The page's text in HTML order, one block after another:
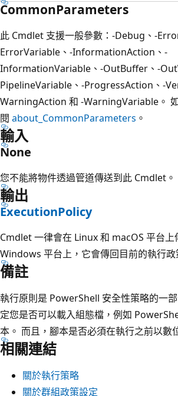
CommonParameters
此 Cmdlet 支援一般參數：-Debug、-
ErrorVariable、-InformationAction、-
InformationVariable、-OutBuffer、-
PipelineVariable、-ProgressAction、-
WarningAction 和 -WarningVariable。
閱 about_CommonParameters 。
輸入
None
您不能將物件透過管道傳送到此 Cmdlet。
輸出
ExecutionPolicy
Cmdlet 一律會在 Linux 和 macOS 平台上
Windows 平台上，它會傳回目前的執行政
備註
執行原則是 PowerShell 安全性策略的一
定您是否可以載入組態檔，例如
本。 而且，腳本是否必須在執行之前以數
相關連結
關於執行策略
關於群組政策設定